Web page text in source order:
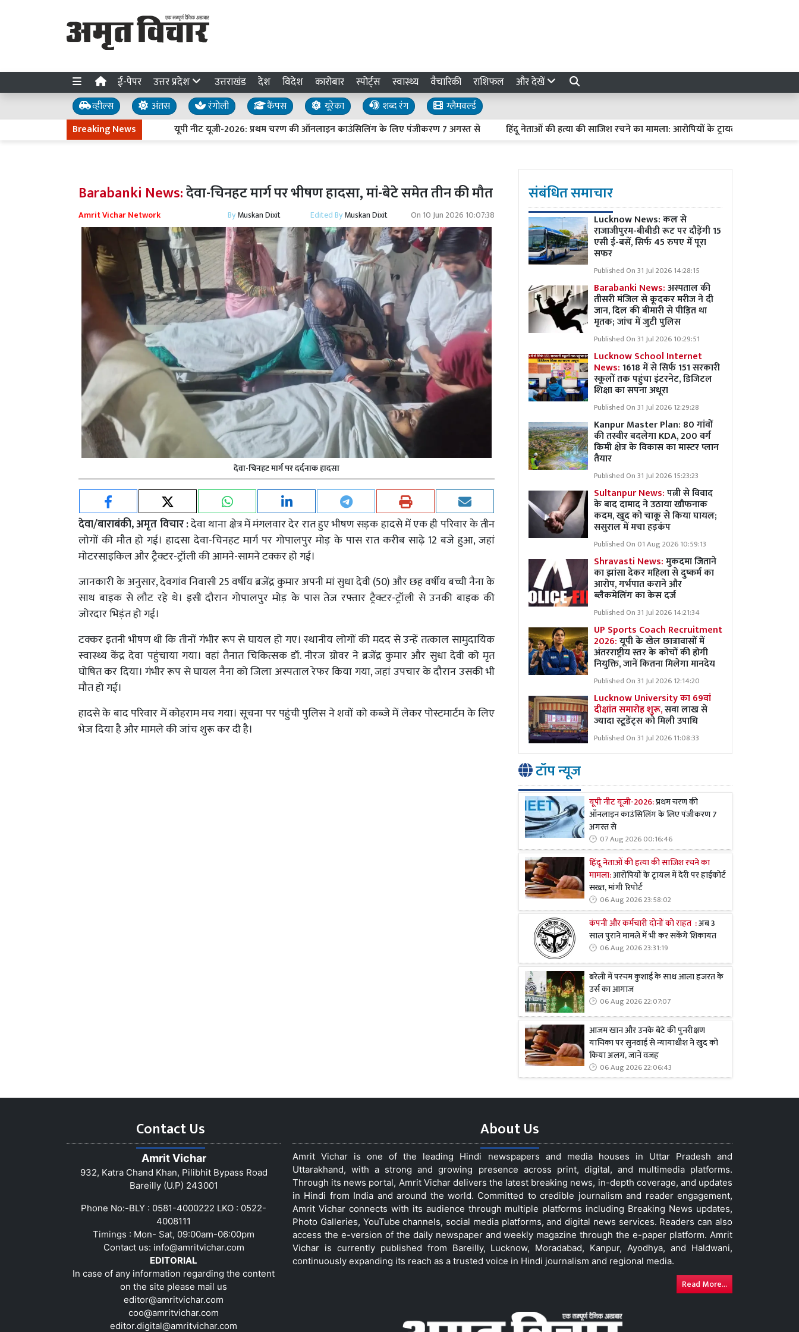
ई-पेपर उत्तर प्रदेश उत्तराखंड देश विदेश कारोबार स्पोर्ट्स स्वास्थ्य वैचारिकी राशिफल और देखें
व्हील्स अंतस रंगोली कैंपस यूरेका शब्द रंग
ग्लैमवर्ल्ड
Breaking News
यूपी नीट यूजी-2026: प्रथम चरण की ऑनलाइन काउंसिलिंग के लिए पंजीकरण 7 अगस्त से हिंदू नेताओं की हत्या की साजिश रचने का मामला: आरोपियों के ट्रायल में देरी पर हाईकोर्ट सख्त,
Barabanki News:देवा-चिनहट मार्ग पर भीषण हादसा, मां-बेटे समेत तीन की मौत
Amrit Vichar Network ByMuskan Dixit Edited ByMuskan Dixit On 10 Jun 2026 10:07:38
देवा-चिनहट मार्ग पर दर्दनाक हादसा
देवा/बाराबंकी, अमृत विचार :देवा थाना क्षेत्र में मंगलवार देर रात हुए भीषण सड़क हादसे में एक ही परिवार के तीन
लोगों की मौत हो गई। हादसा देवा-चिनहट मार्ग पर गोपालपुर मोड़ के पास रात करीब साढ़े 12 बजे हुआ, जहां
मोटरसाइकिल और ट्रैक्टर-ट्रॉली की आमने-सामने टक्कर हो गई।
जानकारी के अनुसार, देवगांव निवासी 25 वर्षीय ब्रजेंद्र कुमार अपनी मां सुधा देवी (50) और छह वर्षीय बच्ची नैना के
साथ बाइक से लौट रहे थे। इसी दौरान गोपालपुर मोड़ के पास तेज रफ्तार ट्रैक्टर-ट्रॉली से उनकी बाइक की
जोरदार भिड़ंत हो गई।
टक्कर इतनी भीषण थी कि तीनों गंभीर रूप से घायल हो गए। स्थानीय लोगों की मदद से उन्हें तत्काल सामुदायिक
स्वास्थ्य केंद्र देवा पहुंचाया गया। वहां तैनात चिकित्सक डॉ. नीरज ग्रोवर ने ब्रजेंद्र कुमार और सुधा देवी को मृत
घोषित कर दिया। गंभीर रूप से घायल नैना को जिला अस्पताल रेफर किया गया, जहां उपचार के दौरान उसकी भी
मौत हो गई।
हादसे के बाद परिवार में कोहराम मच गया। सूचना पर पहुंची पुलिस ने शवों को कब्जे में लेकर पोस्टमार्टम के लिए
भेज दिया है और मामले की जांच शुरू कर दी है।
संबंधित समाचार
Lucknow News:कल से
राजाजीपुरम-बीबीडी रूट पर दौड़ेंगी 15
एसी ई-बसें, सिर्फ 45 रुपए में पूरा
सफर
Published On 31 Jul 2026 14:28:15
Barabanki News:अस्पताल की
तीसरी मंजिल से कूदकर मरीज ने दी
जान, दिल की बीमारी से पीड़ित था
मृतक; जांच में जुटी पुलिस
Published On 31 Jul 2026 10:29:51
Lucknow School Internet
News:1618 में से सिर्फ 151 सरकारी
स्कूलों तक पहुंचा इंटरनेट, डिजिटल
शिक्षा का सपना अधूरा
Published On 31 Jul 2026 12:29:28
Kanpur Master Plan: 80 गांवों
की तस्वीर बदलेगा KDA, 200 वर्ग
किमी क्षेत्र के विकास का मास्टर प्लान
तैयार
Published On 31 Jul 2026 15:23:23
Sultanpur News:पत्नी से विवाद
के बाद दामाद ने उठाया खौफनाक
कदम, खुद को चाकू से किया घायल;
ससुराल में मचा हड़कंप
Published On 01 Aug 2026 10:59:13
Shravasti News:मुकदमा जिताने
का झांसा देकर महिला से दुष्कर्म का
आरोप, गर्भपात कराने और
ब्लैकमेलिंग का केस दर्ज
Published On 31 Jul 2026 14:21:34
UP Sports Coach Recruitment
2026:यूपी के खेल छात्रावासों में
अंतरराष्ट्रीय स्तर के कोचों की होगी
नियुक्ति, जानें कितना मिलेगा मानदेय
Published On 31 Jul 2026 12:14:20
Lucknow University का 69वां
दीक्षांत समारोह शुरू,सवा लाख से
ज्यादा स्टूडेंट्स को मिली उपाधि
Published On 31 Jul 2026 11:08:33
टॉप न्यूज
यूपी नीट यूजी-2026:प्रथम चरण की
ऑनलाइन काउंसिलिंग के लिए पंजीकरण 7
अगस्त से
07 Aug 2026 00:16:46
हिंदू नेताओं की हत्या की साजिश रचने का
मामला:आरोपियों के ट्रायल में देरी पर हाईकोर्ट
सख्त, मांगी रिपोर्ट
06 Aug 2026 23:58:02
कंपनी और कर्मचारी दोनों को राहत :अब 3
साल पुराने मामले में भी कर सकेंगे शिकायत
06 Aug 2026 23:31:19
बरेली में परचम कुशाई के साथ आला हजरत के
उर्स का आगाज
06 Aug 2026 22:07:07
आजम खान और उनके बेटे की पुनरीक्षण
याचिका पर सुनवाई से न्यायाधीश ने खुद को
किया अलग, जानें वजह
06 Aug 2026 22:06:43
Contact Us
Amrit Vichar
932, Katra Chand Khan, Pilibhit Bypass Road
Bareilly (U.P) 243001
Phone No:-BLY : 0581-4000222 LKO : 0522-
4008111
Timings : Mon- Sat, 09:00am-06:00pm
Contact us: info@amritvichar.com
EDITORIAL
In case of any information regarding the content
on the site please mail us
editor@amritvichar.com
coo@amritvichar.com
editor.digital@amritvichar.com
About Us
Amrit Vichar is one of the leading Hindi newspapers and media houses in Uttar Pradesh and
Uttarakhand, with a strong and growing presence across print, digital, and multimedia platforms.
Through its news portal, Amrit Vichar delivers the latest breaking news, in-depth coverage, and updates
in Hindi from India and around the world. Committed to credible journalism and reader engagement,
Amrit Vichar connects with its audience through multiple platforms including Breaking News updates,
Photo Galleries, YouTube channels, social media platforms, and digital news services. Readers can also
access the e-version of the daily newspaper and weekly magazine through the e-paper platform. Amrit
Vichar is currently published from Bareilly, Lucknow, Moradabad, Kanpur, Ayodhya, and Haldwani,
continuously expanding its reach as a trusted voice in Hindi journalism and regional media.
Read More...